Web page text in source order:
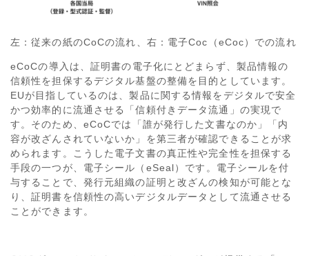
左：従来の紙のCoCの流れ、右：電子Coc（eCoc）での流れ
eCoCの導入は、証明書の電子化にとどまらず、製品情報の
信頼性を担保するデジタル基盤の整備を目的としています。
EUが目指しているのは、製品に関する情報をデジタルで安全
かつ効率的に流通させる「信頼付きデータ流通」の実現で
す。そのため、eCoCでは「誰が発行した文書なのか」「内
容が改ざんされていないか」を第三者が確認できることが求
められます。こうした電子文書の真正性や完全性を担保する
手段の一つが、電子シール（eSeal）です。電子シールを付
与することで、発行元組織の証明と改ざんの検知が可能とな
り、証明書を信頼性の高いデジタルデータとして流通させる
ことができます。